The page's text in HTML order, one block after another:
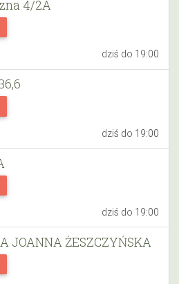
4/2A
dziś do 19:00
dziś do 19:00
dziś do 19:00
JOANNA ŻESZCZYŃSKA